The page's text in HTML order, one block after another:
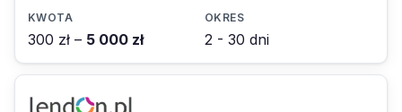
300 zł – 5 000 zł 2 - 30 dni